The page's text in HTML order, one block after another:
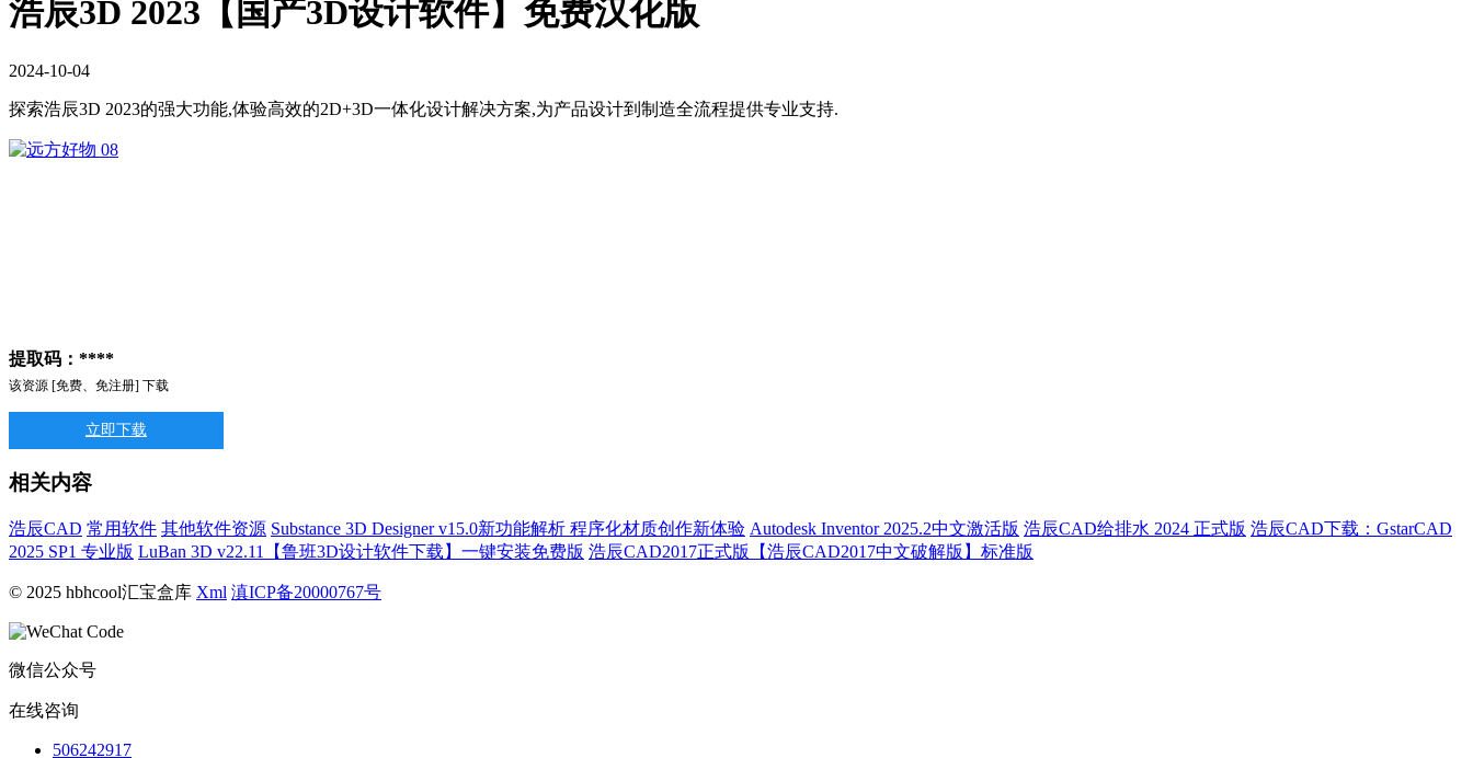
浩辰3D 2023【国产3D设计软件】免费汉化版
2024-10-04
探索浩辰3D 2023的强大功能,体验高效的2D+3D一体化设计解决方案,为产品设计到制造全流程提供专业支持.
提取码：****
该资源 [免费、免注册] 下载
立即下载
相关内容
浩辰CAD 常用软件 其他软件资源 Substance 3D Designer v15.0新功能解析 程序化材质创作新体验 Autodesk Inventor 2025.2中文激活版 浩辰CAD给排水 2024 正式版 浩辰CAD下载：GstarCAD
2025 SP1 专业版 LuBan 3D v22.11【鲁班3D设计软件下载】一键安装免费版 浩辰CAD2017正式版【浩辰CAD2017中文破解版】标准版
© 2025 hbhcool汇宝盒库 Xml 滇ICP备20000767号
微信公众号
在线咨询
506242917